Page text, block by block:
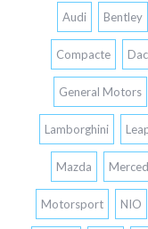
Audi Bentley
Compacte
General Motors
Lamborghini
Mazda
Motorsport NIO